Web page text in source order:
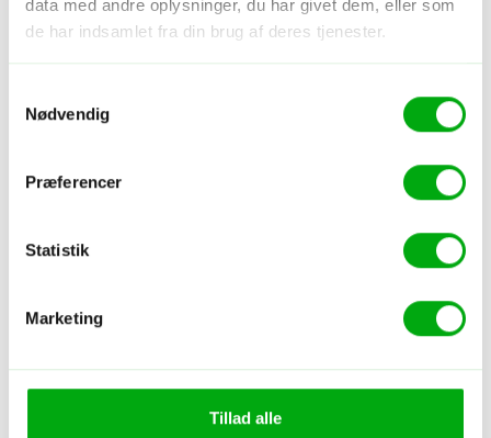
data med andre oplysninger, du har givet dem, eller som
de har indsamlet fra din brug af deres tjenester.
Nødvendig
Præferencer
Statistik
Marketing
Tillad alle